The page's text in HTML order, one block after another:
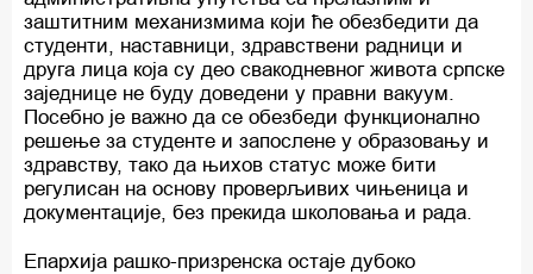
заштитним механизмима који ће обезбедити да
студенти, наставници, здравствени радници и
друга лица која су део свакодневног живота српске
заједнице не буду доведени у правни вакуум.
Посебно је важно да се обезбеди функционално
решење за студенте и запослене у образовању и
здравству, тако да њихов статус може бити
регулисан на основу проверљивих чињеница и
документације, без прекида школовања и рада.
Епархија рашко-призренска остаје дубоко